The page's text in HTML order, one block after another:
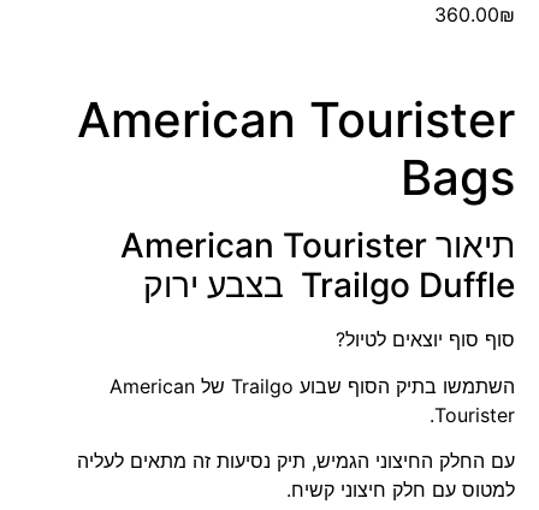
360.00₪
American Tourister
Bags
תיאור American Tourister
Trailgo Duffle בצבע ירוק
סוף סוף יוצאים לטיול?
השתמשו בתיק הסוף שבוע Trailgo של American
Tourister.
עם החלק החיצוני הגמיש, תיק נסיעות זה מתאים לעליה
למטוס עם חלק חיצוני קשיח.